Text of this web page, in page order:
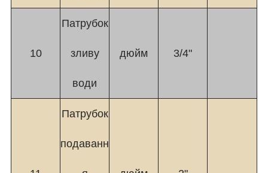
10
Патрубок
зливу
води
дюйм 3/4"
Патрубок
подаванн